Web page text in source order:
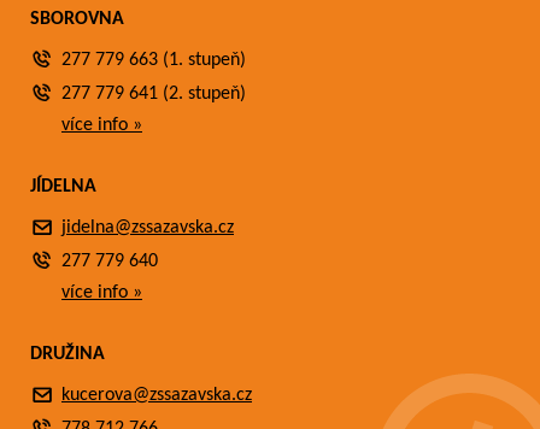
SBOROVNA
277 779 663 (1. stupeň)
277 779 641 (2. stupeň)
více info »
JÍDELNA
jidelna@zssazavska.cz
277 779 640
více info »
DRUŽINA
kucerova@zssazavska.cz